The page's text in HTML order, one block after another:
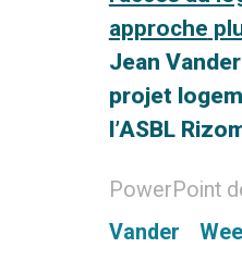
approche
Jean
projet
l’ASBL
PowerPoint
Vander